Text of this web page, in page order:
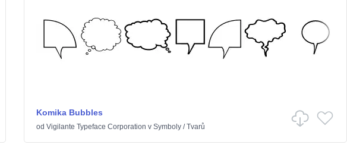
Komika Bubbles
od Vigilante Typeface Corporation v Symboly/Tvarů